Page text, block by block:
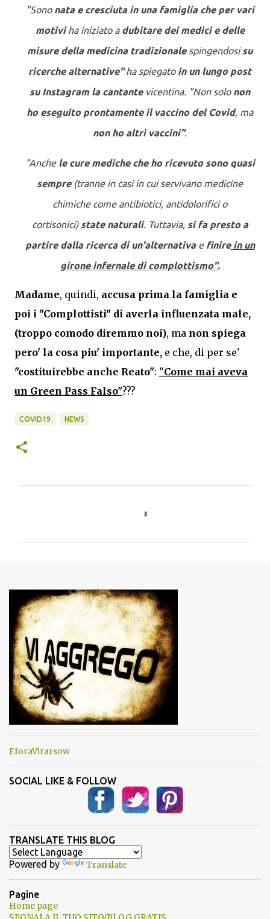
"Sono nata e cresciuta in una famiglia che per vari
motiviha iniziato a dubitare dei medici e delle
misure della medicina tradizionalespingendosisu
ricerche alternative"ha spiegatoin un lungo post
su Instagram la cantantevicentina. "Non solo non
ho eseguito prontamente il vaccino del Covid, ma
non ho altri vaccini".
"Anche le cure mediche che ho ricevuto sono quasi
sempre(tranne in casi in cui servivano medicine
chimiche come antibiotici, antidolorifici o
cortisonici) state naturali. Tuttavia, si fa presto a
partire dalla ricerca di un'alternativae finirein un
girone infernale di complottismo".
Madame, quindi, accusa prima la famiglia e
poi i "Complottisti" di averla influenzata male,
(troppo comodo diremmo noi), ma non spiega
pero' la cosa piu' importante, e che, di per se'
"costituirebbe anche Reato": "Come mai aveva
un Green Pass Falso"???
COVID19 NEWS
n
t
i
EforaVirarsow
SOCIAL LIKE & FOLLOW
TRANSLATE THIS BLOG
Powered by Translate
Pagine
Home page